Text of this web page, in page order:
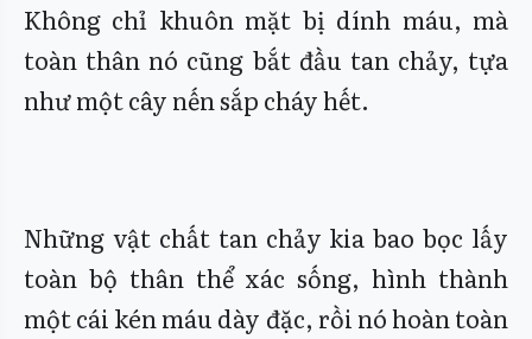
Không chỉ khuôn mặt bị dính máu, mà
toàn thân nó cũng bắt đầu tan chảy, tựa
như một cây nến sắp cháy hết.
Những vật chất tan chảy kia bao bọc lấy
toàn bộ thân thể xác sống, hình thành
một cái kén máu dày đặc, rồi nó hoàn toàn